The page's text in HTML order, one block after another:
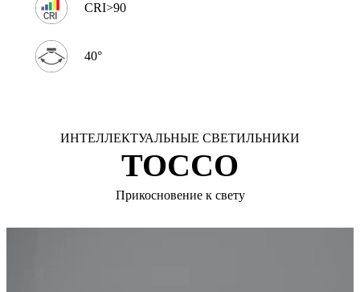
CRI>90
40°
ИНТЕЛЛЕКТУАЛЬНЫЕ СВЕТИЛЬНИКИ
TOCCO
Прикосновение к свету